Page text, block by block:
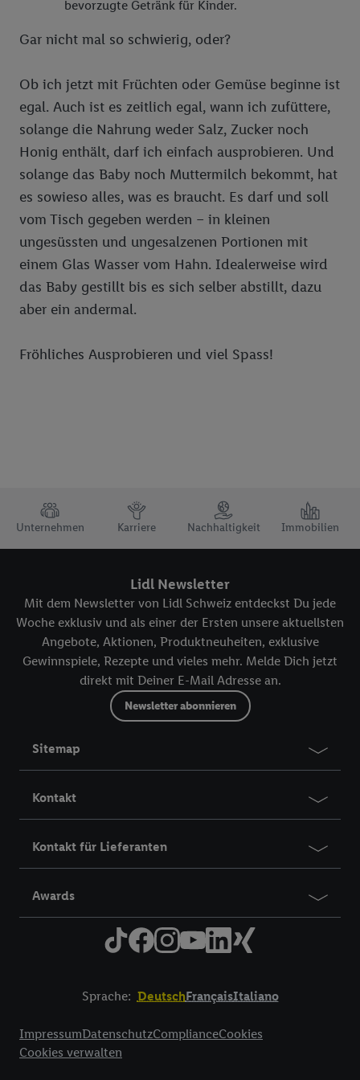
bevorzugte Getränk für Kinder.
Gar nicht mal so schwierig, oder?
Ob ich jetzt mit Früchten oder Gemüse beginne ist
egal. Auch ist es zeitlich egal, wann ich zufüttere,
solange die Nahrung weder Salz, Zucker noch
Honig enthält, darf ich einfach ausprobieren. Und
solange das Baby noch Muttermilch bekommt, hat
es sowieso alles, was es braucht. Es darf und soll
vom Tisch gegeben werden – in kleinen
ungesüssten und ungesalzenen Portionen mit
einem Glas Wasser vom Hahn. Idealerweise wird
das Baby gestillt bis es sich selber abstillt, dazu
aber ein andermal.
Fröhliches Ausprobieren und viel Spass!
TRUSTBAR
Unternehmen Karriere Nachhaltigkeit Immobilien
Lidl Newsletter
Mit dem Newsletter von Lidl Schweiz entdeckst Du jede
Woche exklusiv und als einer der Ersten unsere aktuellsten
Angebote, Aktionen, Produktneuheiten, exklusive
Gewinnspiele, Rezepte und vieles mehr. Melde Dich jetzt
direkt mit Deiner E-Mail Adresse an.
Newsletter abonnieren
Sitemap
Kontakt
Kontakt für Lieferanten
Awards
Sprache: DeutschFrançaisItaliano
ImpressumDatenschutzComplianceCookies
Cookies verwalten